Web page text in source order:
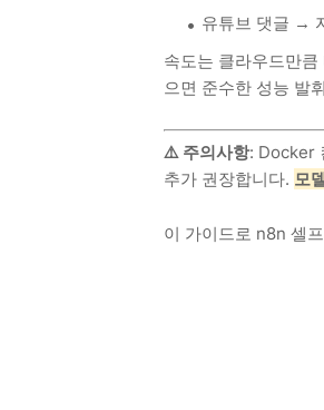
유튜브 댓글 →
속도는 클라우드만큼
으면 준수한 성능 발
⚠️ 주의사항: Docker
추가 권장합니다. 모
이 가이드로 n8n 셀